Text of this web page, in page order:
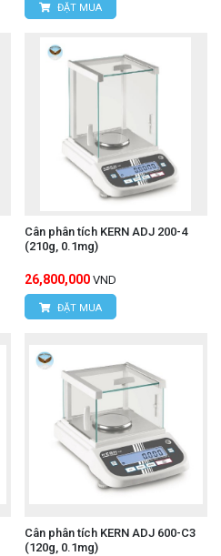
ĐẶT MUA
Cân phân tích KERN ADJ 200-4
(210g, 0.1mg)
26,800,000 VND
ĐẶT MUA
Cân phân tích KERN ADJ 600-C3
(120g, 0.1mg)